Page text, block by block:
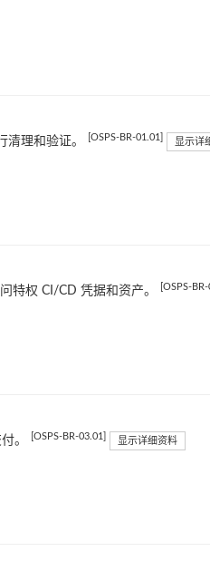
清理和验证。 [OSPS-BR-01.01] 显示详
特权 CI/CD 凭据和资产。 [OSPS-BR-
。 [OSPS-BR-03.01] 显示详细资料